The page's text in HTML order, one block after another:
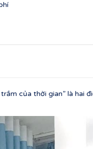
của thời gian” là hai